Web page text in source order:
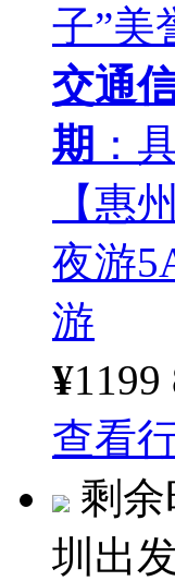
子”美
交通
期 ：
【惠
夜游
游
¥1199
查看
剩余
圳出